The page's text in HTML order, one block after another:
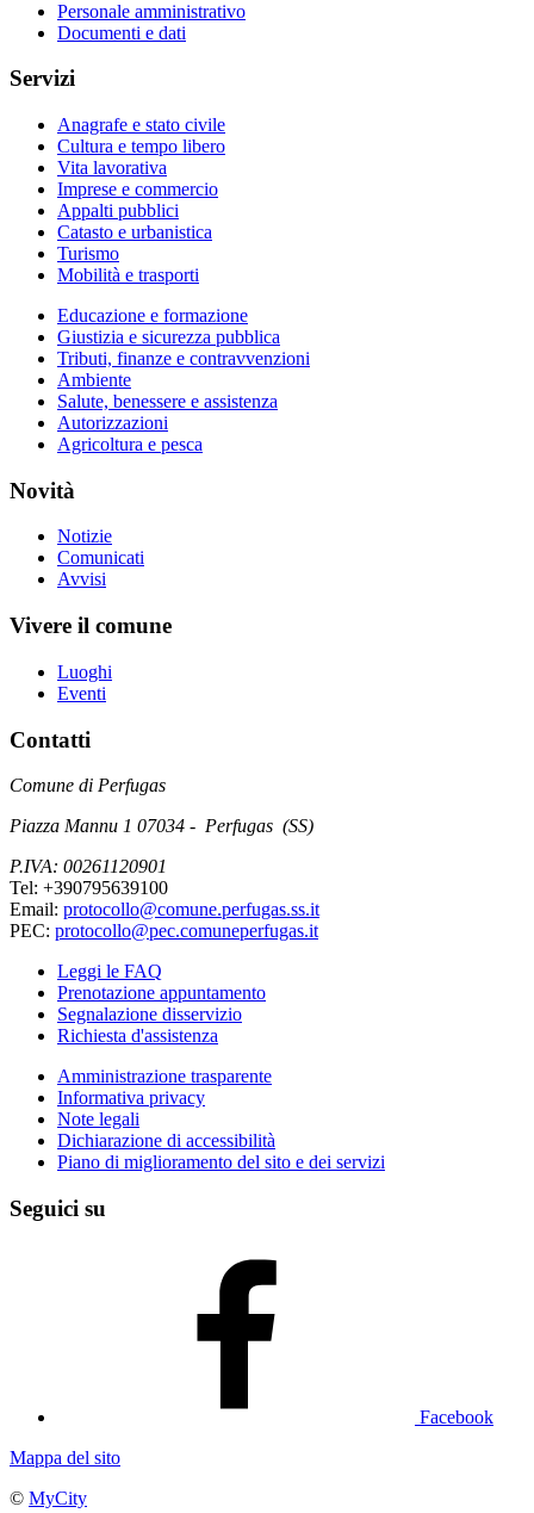
Personale amministrativo
Documenti e dati
Servizi
Anagrafe e stato civile
Cultura e tempo libero
Vita lavorativa
Imprese e commercio
Appalti pubblici
Catasto e urbanistica
Turismo
Mobilità e trasporti
Educazione e formazione
Giustizia e sicurezza pubblica
Tributi, finanze e contravvenzioni
Ambiente
Salute, benessere e assistenza
Autorizzazioni
Agricoltura e pesca
Novità
Notizie
Comunicati
Avvisi
Vivere il comune
Luoghi
Eventi
Contatti
Comune di Perfugas
Piazza Mannu 1 07034 - Perfugas (SS)
P.IVA: 00261120901
Tel: +390795639100
Email: protocollo@comune.perfugas.ss.it
PEC: protocollo@pec.comuneperfugas.it
Leggi le FAQ
Prenotazione appuntamento
Segnalazione disservizio
Richiesta d'assistenza
Amministrazione trasparente
Informativa privacy
Note legali
Dichiarazione di accessibilità
Piano di miglioramento del sito e dei servizi
Seguici su
Facebook
Mappa del sito
© MyCity